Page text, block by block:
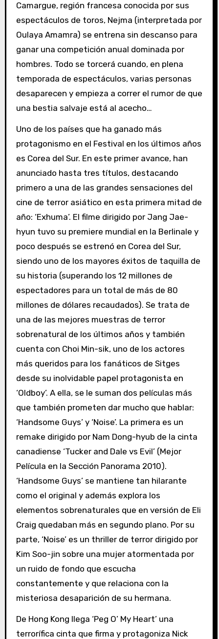
Camargue, región francesa conocida por sus
espectáculos de toros, Nejma (interpretada por
Oulaya Amamra) se entrena sin descanso para
ganar una competición anual dominada por
hombres. Todo se torcerá cuando, en plena
temporada de espectáculos, varias personas
desaparecen y empieza a correr el rumor de que
una bestia salvaje está al acecho…
Uno de los países que ha ganado más
protagonismo en el Festival en los últimos años
es Corea del Sur. En este primer avance, han
anunciado hasta tres títulos, destacando
primero a una de las grandes sensaciones del
cine de terror asiático en esta primera mitad de
año: ‘Exhuma’. El filme dirigido por Jang Jae-
hyun tuvo su premiere mundial en la Berlinale y
poco después se estrenó en Corea del Sur,
siendo uno de los mayores éxitos de taquilla de
su historia (superando los 12 millones de
espectadores para un total de más de 80
millones de dólares recaudados). Se trata de
una de las mejores muestras de terror
sobrenatural de los últimos años y también
cuenta con Choi Min-sik, uno de los actores
más queridos para los fanáticos de Sitges
desde su inolvidable papel protagonista en
‘Oldboy’. A ella, se le suman dos películas más
que también prometen dar mucho que hablar:
‘Handsome Guys’ y ‘Noise’. La primera es un
remake dirigido por Nam Dong-hyub de la cinta
canadiense ‘Tucker and Dale vs Evil’ (Mejor
Película en la Sección Panorama 2010).
‘Handsome Guys’ se mantiene tan hilarante
como el original y además explora los
elementos sobrenaturales que en versión de Eli
Craig quedaban más en segundo plano. Por su
parte, ‘Noise’ es un thriller de terror dirigido por
Kim Soo-jin sobre una mujer atormentada por
un ruido de fondo que escucha
constantemente y que relaciona con la
misteriosa desaparición de su hermana.
De Hong Kong llega ‘Peg O’ My Heart’ una
terrorífica cinta que firma y protagoniza Nick